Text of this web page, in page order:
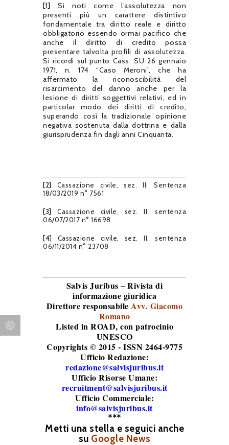
[1] Si noti come l’assolutezza non
presenti più un carattere distintivo
fondamentale tra diritto reale e diritto
obbligatorio essendo ormai pacifico che
anche il diritto di credito possa
presentare talvolta profili di assolutezza.
Si ricordi sul punto Cass. SU 26 gennaio
1971, n. 174 “Caso Meroni”, che ha
affermato la riconoscibilità del
risarcimento del danno anche per la
lesione di diritti soggettivi relativi, ed in
particolar modo dei diritti di credito,
superando così la tradizionale opinione
negativa sostenuta dalla dottrina e dalla
giurisprudenza fin dagli anni Cinquanta.
[2] Cassazione civile, sez. II, Sentenza
18/03/2019 n° 7561
[3] Cassazione civile, sez. II, sentenza
06/07/2017 n° 16698
[4] Cassazione civile, sez. II, sentenza
06/11/2014 n° 23708
Salvis Juribus – Rivista di
informazione giuridica
Direttore responsabile Avv. Giacomo
Romano
Listed in ROAD, con patrocinio
UNESCO
Copyrights © 2015 - ISSN 2464-9775
Ufficio Redazione:
redazione@salvisjuribus.it
Ufficio Risorse Umane:
recruitment@salvisjuribus.it
Ufficio Commerciale:
info@salvisjuribus.it
***
Metti una stella e seguici anche
su Google News